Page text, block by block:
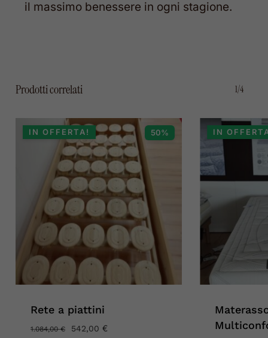
il massimo benessere in ogni stagione.
Prodotti correlati 1/4
IN OFFERTA!
Rete a piattini
1.084,00€
IL
542,00 €
50% IN